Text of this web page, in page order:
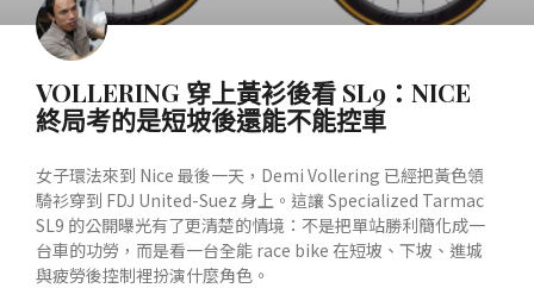
VOLLERING 穿上黃衫後看 SL9：NICE
終局考的是短坡後還能不能控車
女子環法來到 Nice 最後一天，Demi Vollering 已經把黃色領
騎衫穿到 FDJ United-Suez 身上。這讓 Specialized Tarmac
SL9 的公開曝光有了更清楚的情境：不是把單站勝利簡化成一
台車的功勞，而是看一台全能 race bike 在短坡、下坡、進城
與疲勞後控制裡扮演什麼角色。